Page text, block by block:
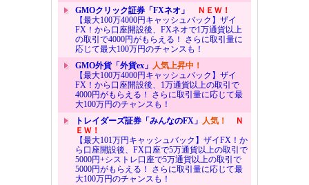
GMOクリック証券「FXネオ」
ＮＥＷ！
【最大100万4000円キャッシュバック】ザイ
FX！から口座開設後、FXネオで1万通貨以上
の取引で4000円がもらえる！ さらに取引量に
応じて最大100万円のチャンスも！
GMO外貨「外貨ex」 人気上昇中！
【最大100万4000円キャッシュバック】ザイ
FX！から口座開設後、1万通貨以上の取引で
4000円がもらえる！ さらに取引量に応じて最
大100万円のチャンスも！
トレイダーズ証券「みんなのFX」 人気！
Ｎ
ＥＷ！
【最大101万円キャッシュバック】ザイFX！か
ら口座開設後、FX口座で5万通貨以上の取引で
5000円+シストレ口座で5万通貨以上の取引で
5000円がもらえる！ さらに取引量に応じて最
大100万円のチャンスも！